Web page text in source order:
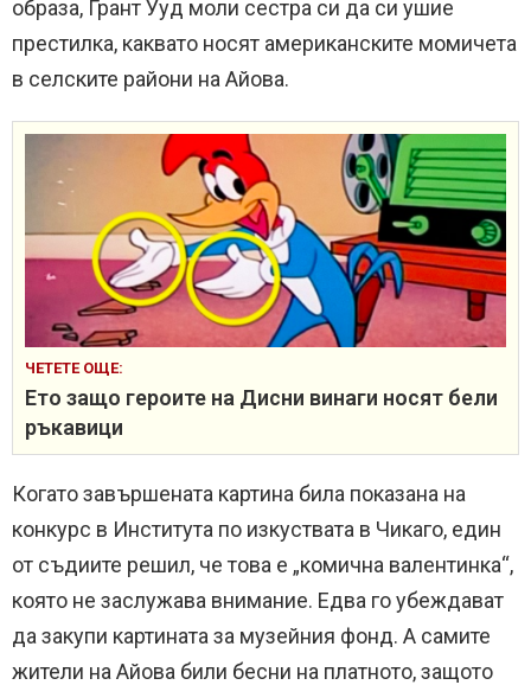
образа, Грант Ууд моли сестра си да си ушие
престилка, каквато носят американските момичета
в селските райони на Айова.
ЧЕТЕТЕ ОЩЕ:
Ето защо героите на Дисни винаги носят бели
ръкавици
Когато завършената картина била показана на
конкурс в Института по изкуствата в Чикаго, един
от съдиите решил, че това е „комична валентинка“,
която не заслужава внимание. Едва го убеждават
да закупи картината за музейния фонд. А самите
жители на Айова били бесни на платното, защото